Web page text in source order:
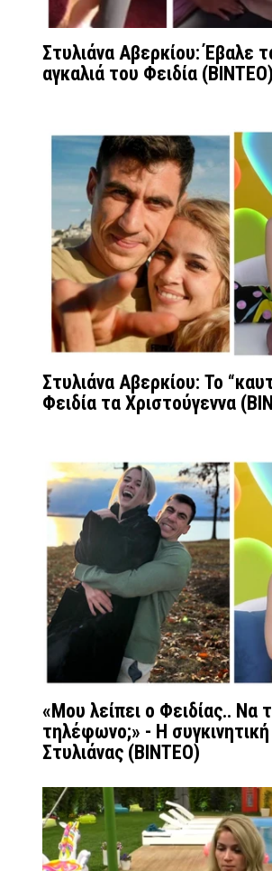
Στυλιάνα Αβερκίου: Έβαλε
αγκαλιά του Φειδία (ΒΙΝΤΕΟ)
Στυλιάνα Αβερκίου: Το
Φειδία τα Χριστούγεννα
«Μου λείπει ο Φειδίας.. Να
τηλέφωνο;» - Η
Στυλιάνας (ΒΙΝΤΕΟ)